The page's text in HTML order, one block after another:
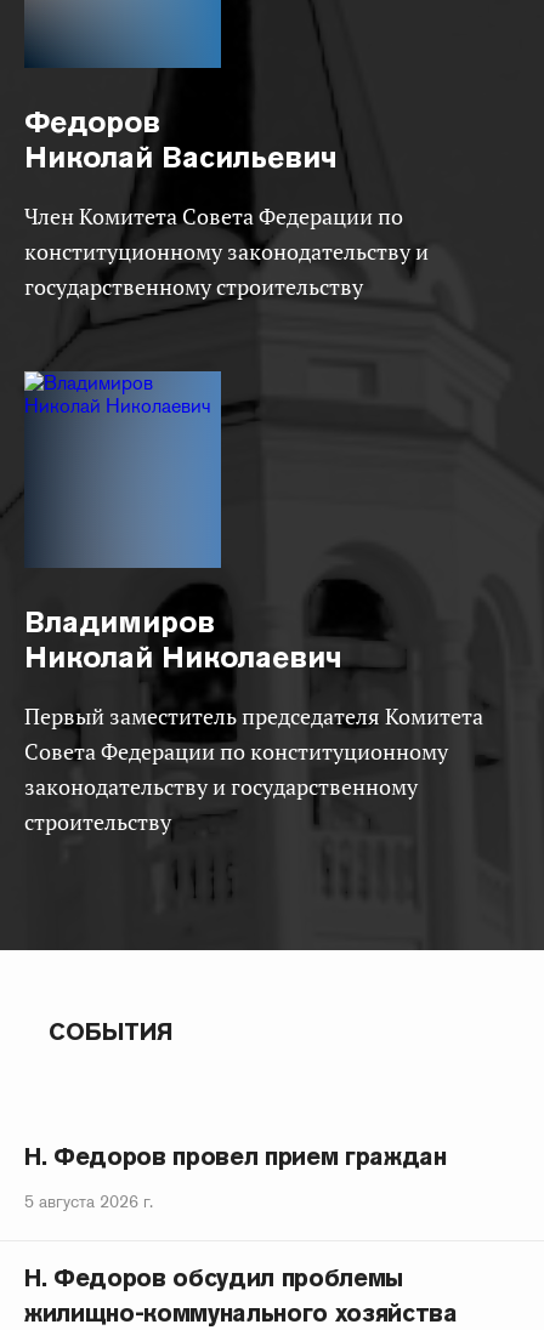
Федоров
Николай Васильевич
Член Комитета Совета Федерации по
конституционному законодательству и
государственному строительству
Владимиров
Николай Николаевич
Первый заместитель председателя Комитета
Совета Федерации по конституционному
законодательству и государственному
строительству
СОБЫТИЯ
Н. Федоров провел прием граждан
5 августа 2026 г.
Н. Федоров обсудил проблемы
жилищно-коммунального хозяйства